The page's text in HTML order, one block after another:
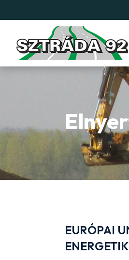
EURÓPAI